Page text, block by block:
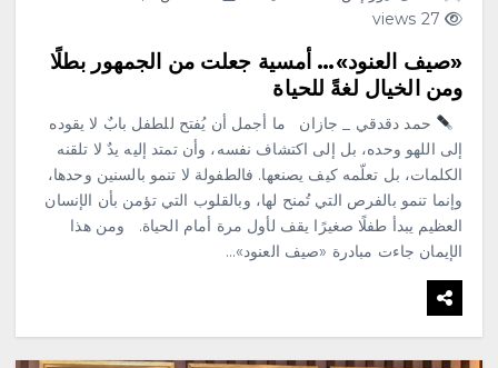
27 views
«صيف العنود»… أمسية جعلت من الجمهور بطلًا
ومن الخيال لغةً للحياة
حمد دقدقي _ جازان ما أجمل أن يُفتح للطفل بابٌ لا يقوده
إلى اللهو وحده، بل إلى اكتشاف نفسه، وأن تمتد إليه يدٌ لا تلقنه
الكلمات، بل تعلّمه كيف يصنعها. فالطفولة لا تنمو بالسنين وحدها،
وإنما تنمو بالفرص التي تُمنح لها، وبالقلوب التي تؤمن بأن الإنسان
العظيم يبدأ طفلًا صغيرًا يقف لأول مرة أمام الحياة. ومن هذا
الإيمان جاءت مبادرة «صيف العنود»…